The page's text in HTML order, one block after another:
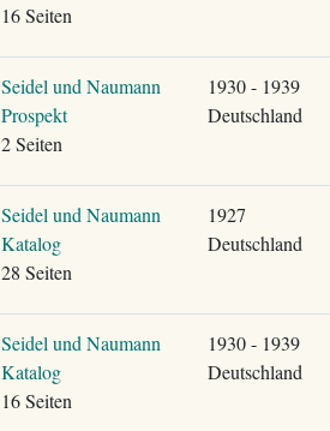
16 Seiten
Seidel und Naumann
Prospekt
2 Seiten
1930 - 1939
Deutschland
Seidel und Naumann
Katalog
28 Seiten
1927
Deutschland
Seidel und Naumann
Katalog
16 Seiten
1930 - 1939
Deutschland